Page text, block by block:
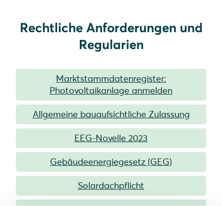
Rechtliche Anforderungen und
Regularien
Marktstammdatenregister:
Photovoltaikanlage anmelden
Allgemeine bauaufsichtliche Zulassung
EEG-Novelle 2023
Gebäudeenergiegesetz (GEG)
Solardachpflicht